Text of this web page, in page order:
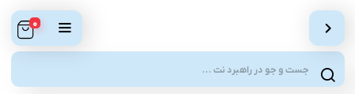
0
Products
search